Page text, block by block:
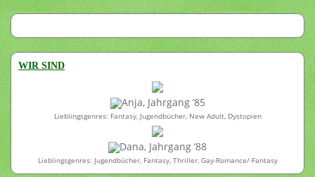
WIR SIND
Anja, Jahrgang ’85
Lieblingsgenres: Fantasy, Jugendbücher, New Adult, Dystopien
Dana, Jahrgang ’88
Lieblingsgenres: Jugendbücher, Fantasy, Thriller, Gay-Romance/-Fantasy